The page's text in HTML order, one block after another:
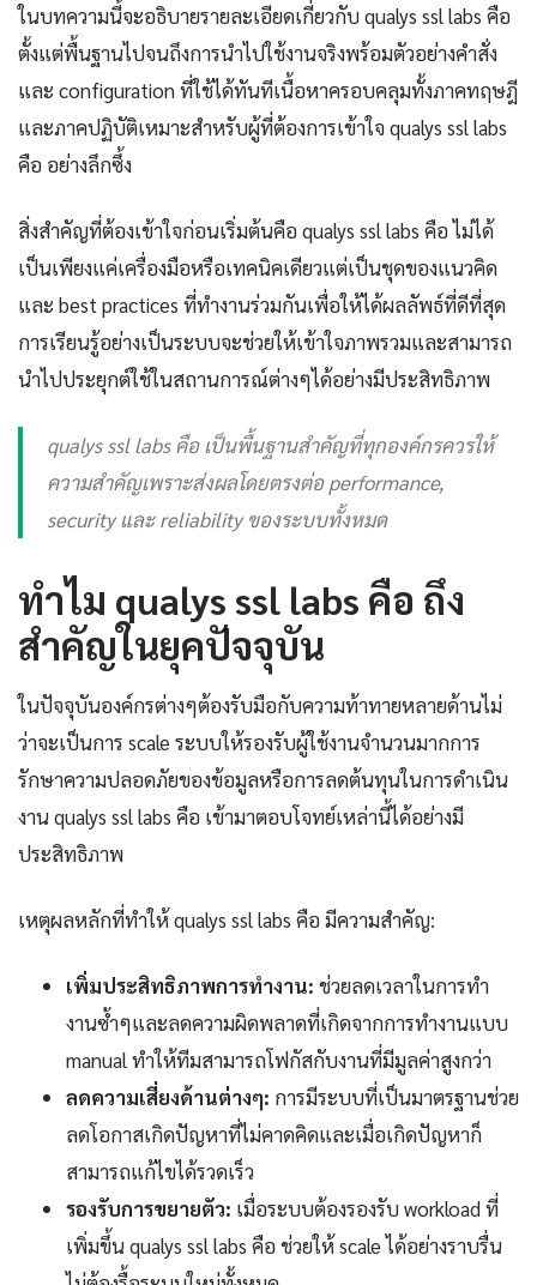
ในบทความนี้จะอธิบายรายละเอียดเกี่ยวกับ qualys ssl labs คือ
ตั้งแต่พื้นฐานไปจนถึงการนำไปใช้งานจริงพร้อมตัวอย่างคำสั่ง
และ configuration ที่ใช้ได้ทันทีเนื้อหาครอบคลุมทั้งภาคทฤษฎี
และภาคปฏิบัติเหมาะสำหรับผู้ที่ต้องการเข้าใจ qualys ssl labs
คือ อย่างลึกซึ้ง
สิ่งสำคัญที่ต้องเข้าใจก่อนเริ่มต้นคือ qualys ssl labs คือ ไม่ได้
เป็นเพียงแค่เครื่องมือหรือเทคนิคเดียวแต่เป็นชุดของแนวคิด
และ best practices ที่ทำงานร่วมกันเพื่อให้ได้ผลลัพธ์ที่ดีที่สุด
การเรียนรู้อย่างเป็นระบบจะช่วยให้เข้าใจภาพรวมและสามารถ
นำไปประยุกต์ใช้ในสถานการณ์ต่างๆได้อย่างมีประสิทธิภาพ
qualys ssl labs คือ เป็นพื้นฐานสำคัญที่ทุกองค์กรควรให้
ความสำคัญเพราะส่งผลโดยตรงต่อ performance,
security และ reliability ของระบบทั้งหมด
ทำไม qualys ssl labs คือ ถึง
สำคัญในยุคปัจจุบัน
ในปัจจุบันองค์กรต่างๆต้องรับมือกับความท้าทายหลายด้านไม่
ว่าจะเป็นการ scale ระบบให้รองรับผู้ใช้งานจำนวนมากการ
รักษาความปลอดภัยของข้อมูลหรือการลดต้นทุนในการดำเนิน
งาน qualys ssl labs คือ เข้ามาตอบโจทย์เหล่านี้ได้อย่างมี
ประสิทธิภาพ
เหตุผลหลักที่ทำให้ qualys ssl labs คือ มีความสำคัญ:
เพิ่มประสิทธิภาพการทำงาน: ช่วยลดเวลาในการทำ
งานซ้ำๆและลดความผิดพลาดที่เกิดจากการทำงานแบบ
manual ทำให้ทีมสามารถโฟกัสกับงานที่มีมูลค่าสูงกว่า
ลดความเสี่ยงด้านต่างๆ: การมีระบบที่เป็นมาตรฐานช่วย
ลดโอกาสเกิดปัญหาที่ไม่คาดคิดและเมื่อเกิดปัญหาก็
สามารถแก้ไขได้รวดเร็ว
รองรับการขยายตัว: เมื่อระบบต้องรองรับ workload ที่
เพิ่มขึ้น qualys ssl labs คือ ช่วยให้ scale ได้อย่างราบรื่น